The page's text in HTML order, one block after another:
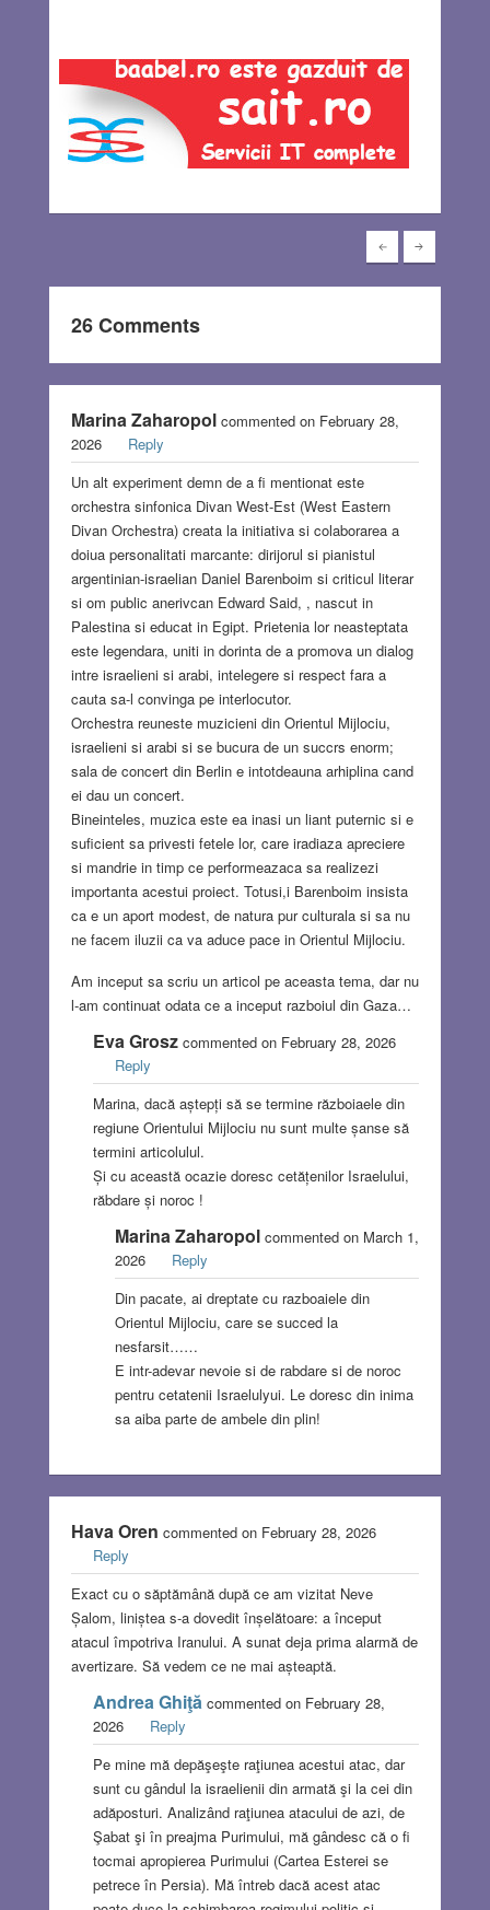
26 Comments
Marina Zaharopolcommented on February 28,
2026
Reply
Un alt experiment demn de a fi mentionat este
orchestra sinfonica Divan West-Est (West Eastern
Divan Orchestra) creata la initiativa si colaborarea a
doiua personalitati marcante: dirijorul si pianistul
argentinian-israelian Daniel Barenboim si criticul literar
si om public anerivcan Edward Said, , nascut in
Palestina si educat in Egipt. Prietenia lor neasteptata
este legendara, uniti in dorinta de a promova un dialog
intre israelieni si arabi, intelegere si respect fara a
cauta sa-l convinga pe interlocutor.
Orchestra reuneste muzicieni din Orientul Mijlociu,
israelieni si arabi si se bucura de un succrs enorm;
sala de concert din Berlin e intotdeauna arhiplina cand
ei dau un concert.
Bineinteles, muzica este ea inasi un liant puternic si e
suficient sa privesti fetele lor, care iradiaza apreciere
si mandrie in timp ce performeazaca sa realizezi
importanta acestui proiect. Totusi,i Barenboim insista
ca e un aport modest, de natura pur culturala si sa nu
ne facem iluzii ca va aduce pace in Orientul Mijlociu.
Am inceput sa scriu un articol pe aceasta tema, dar nu
l-am continuat odata ce a inceput razboiul din Gaza…
Eva Groszcommented on February 28, 2026
Reply
Marina, dacă aștepți să se termine războiaele din
regiune Orientului Mijlociu nu sunt multe șanse să
termini articolulul.
Și cu această ocazie doresc cetățenilor Israelului,
răbdare și noroc !
Marina Zaharopolcommented on March 1,
2026
Reply
Din pacate, ai dreptate cu razboaiele din
Orientul Mijlociu, care se succed la
nesfarsit……
E intr-adevar nevoie si de rabdare si de noroc
pentru cetatenii Israelulyui. Le doresc din inima
sa aiba parte de ambele din plin!
Hava Oren commented on February 28, 2026
Reply
Exact cu o săptămână după ce am vizitat Neve
Șalom, liniștea s-a dovedit înșelătoare: a început
atacul împotriva Iranului. A sunat deja prima alarmă de
avertizare. Să vedem ce ne mai așteaptă.
Andrea Ghiţă commented on February 28,
2026
Reply
Pe mine mă depăşeşte raţiunea acestui atac, dar
sunt cu gândul la israelienii din armată şi la cei din
adăposturi. Analizând raţiunea atacului de azi, de
Şabat şi în preajma Purimului, mă gândesc că o fi
tocmai apropierea Purimului (Cartea Esterei se
petrece în Persia). Mă întreb dacă acest atac